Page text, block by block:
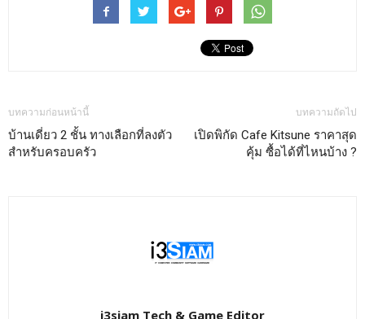
บทความก่อนหน้านี้
บ้านเดี่ยว 2 ชั้น ทางเลือกที่ลงตัว
สำหรับครอบครัว
บทความถัดไป
เปิดพิกัด Cafe Kitsune ราคาสุด
คุ้ม ซื้อได้ที่ไหนบ้าง ?
i3siam Tech & Game Editor